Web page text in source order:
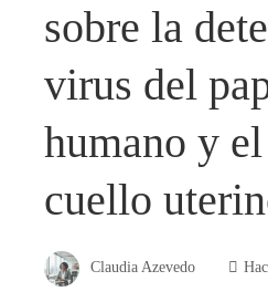
sobre la
virus del
humano y
cuello
Claudia Azevedo